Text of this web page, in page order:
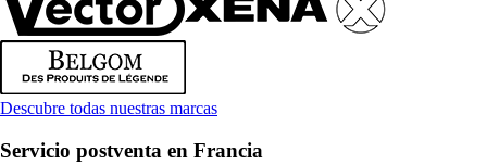
Descubre todas nuestras marcas
Servicio postventa en Francia